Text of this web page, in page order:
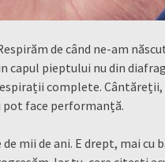
de când ne-am
capul pieptului nu din
complete.
face performanță.
de mii de ani. E drept, mai